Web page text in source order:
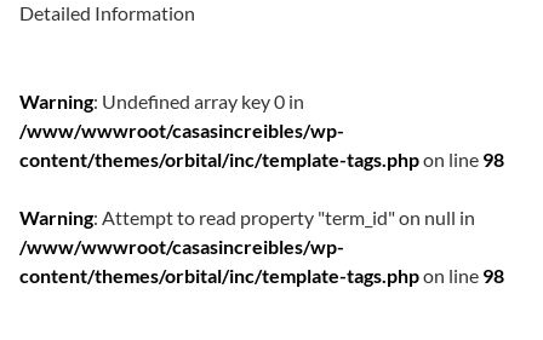
Detailed Information
Warning: Undefined array key 0 in
/www/wwwroot/casasincreibles/wp-
content/themes/orbital/inc/template-tags.phpon line 98
Warning: Attempt to read property "term_id" on null in
/www/wwwroot/casasincreibles/wp-
content/themes/orbital/inc/template-tags.phpon line 98